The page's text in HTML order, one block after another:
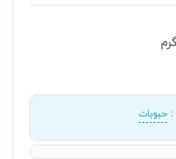
: حبوبات